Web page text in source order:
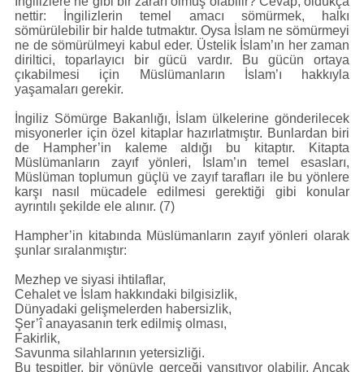
nettir: İngilizlerin temel amacı sömürmek, halkı
sömürülebilir bir halde tutmaktır. Oysa İslam ne sömürmeyi
ne de sömürülmeyi kabul eder. Üstelik İslam’ın her zaman
diriltici, toparlayıcı bir gücü vardır. Bu gücün ortaya
çıkabilmesi için Müslümanların İslam’ı hakkıyla
yaşamaları gerekir.
İngiliz Sömürge Bakanlığı, İslam ülkelerine gönderilecek
misyonerler için özel kitaplar hazırlatmıştır. Bunlardan biri
de Hampher’in kaleme aldığı bu kitaptır. Kitapta
Müslümanların zayıf yönleri, İslam’ın temel esasları,
Müslüman toplumun güçlü ve zayıf tarafları ile bu yönlere
karşı nasıl mücadele edilmesi gerektiği gibi konular
ayrıntılı şekilde ele alınır. (7)
Hampher’in kitabında Müslümanların zayıf yönleri olarak
şunlar sıralanmıştır:
Mezhep ve siyasi ihtilaflar,
Cehalet ve İslam hakkındaki bilgisizlik,
Dünyadaki gelişmelerden habersizlik,
Şer’î anayasanın terk edilmiş olması,
Fakirlik,
Savunma silahlarının yetersizliği.
Bu tespitler, bir yönüyle gerçeği yansıtıyor olabilir. Ancak